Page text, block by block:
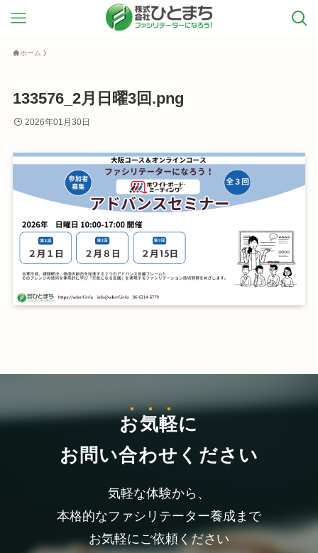
ホーム
133576_2月日曜3回.png
2026年01月30日
お気軽に
お問い合わせください
気軽な体験から、
本格的なファシリテーター養成まで
お気軽にご依頼ください